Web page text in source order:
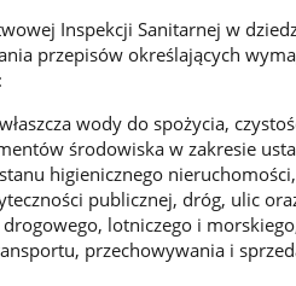
Inspekcji Sanitarnej w
przepisów określających
wody do spożycia,
środowiska w zakresie
higienicznego
publicznej, dróg, ulic
lotniczego i
przechowywania i